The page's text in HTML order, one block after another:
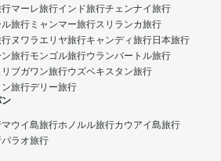
行マーレ旅行インド旅行チェンナイ旅行
旅行 ミャンマー旅行スリランカ旅行
行ヌワラエリヤ旅行キャンディ旅行日本旅行
旅行モンゴル旅行ウランバートル旅行
ブガワン旅行ウズベキスタン旅行
旅行デリー旅行
マウイ島旅行ホノルル旅行カウアイ島旅行
パラオ旅行